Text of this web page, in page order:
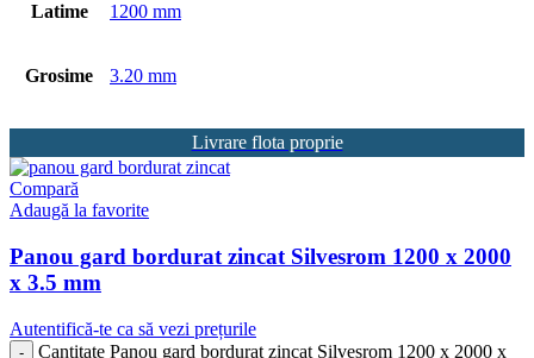
Latime 1200 mm
Grosime 3.20 mm
Livrare flota proprie
Compară
Adaugă la favorite
Panou gard bordurat zincat Silvesrom 1200 x 2000
x 3.5 mm
Autentifică-te ca să vezi prețurile
Cantitate Panou gard bordurat zincat Silvesrom 1200 x 2000 x